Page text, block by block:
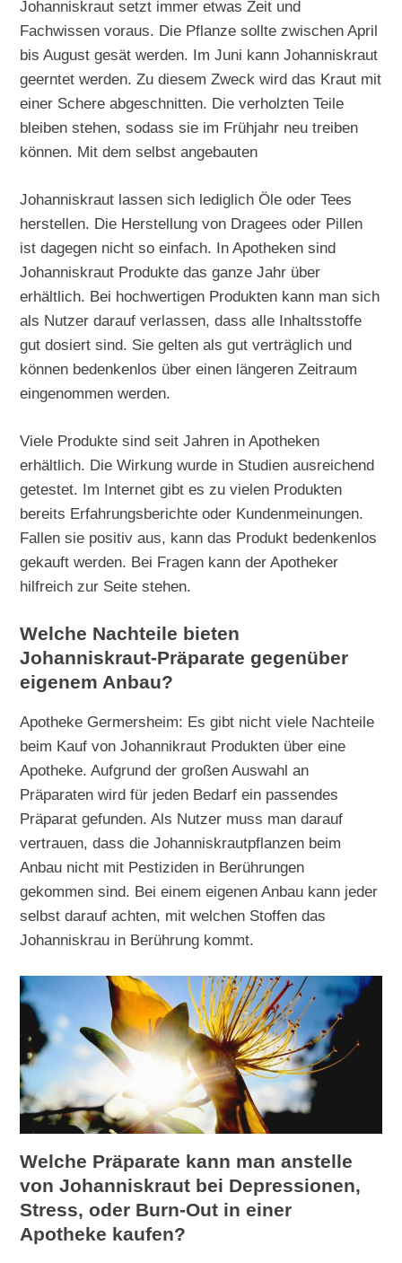
Johanniskraut setzt immer etwas Zeit und
Fachwissen voraus. Die Pflanze sollte zwischen April
bis August gesät werden. Im Juni kann Johanniskraut
geerntet werden. Zu diesem Zweck wird das Kraut mit
einer Schere abgeschnitten. Die verholzten Teile
bleiben stehen, sodass sie im Frühjahr neu treiben
können. Mit dem selbst angebauten
Johanniskraut lassen sich lediglich Öle oder Tees
herstellen. Die Herstellung von Dragees oder Pillen
ist dagegen nicht so einfach. In Apotheken sind
Johanniskraut Produkte das ganze Jahr über
erhältlich. Bei hochwertigen Produkten kann man sich
als Nutzer darauf verlassen, dass alle Inhaltsstoffe
gut dosiert sind. Sie gelten als gut verträglich und
können bedenkenlos über einen längeren Zeitraum
eingenommen werden.
Viele Produkte sind seit Jahren in Apotheken
erhältlich. Die Wirkung wurde in Studien ausreichend
getestet. Im Internet gibt es zu vielen Produkten
bereits Erfahrungsberichte oder Kundenmeinungen.
Fallen sie positiv aus, kann das Produkt bedenkenlos
gekauft werden. Bei Fragen kann der Apotheker
hilfreich zur Seite stehen.
Welche Nachteile bieten
Johanniskraut-Präparate gegenüber
eigenem Anbau?
Apotheke Germersheim: Es gibt nicht viele Nachteile
beim Kauf von Johannikraut Produkten über eine
Apotheke. Aufgrund der großen Auswahl an
Präparaten wird für jeden Bedarf ein passendes
Präparat gefunden. Als Nutzer muss man darauf
vertrauen, dass die Johanniskrautpflanzen beim
Anbau nicht mit Pestiziden in Berührungen
gekommen sind. Bei einem eigenen Anbau kann jeder
selbst darauf achten, mit welchen Stoffen das
Johanniskrau in Berührung kommt.
Welche Präparate kann man anstelle
von Johanniskraut bei Depressionen,
Stress, oder Burn-Out in einer
Apotheke kaufen?